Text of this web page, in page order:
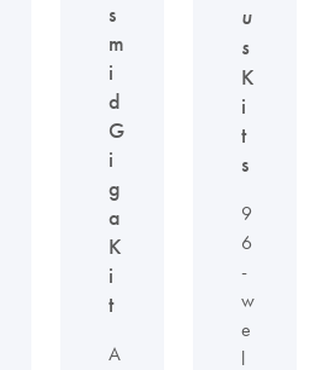
s
m
i
d
G
i
g
a
K
i
t
A
u
s
K
i
t
s
9
6
-
w
e
l